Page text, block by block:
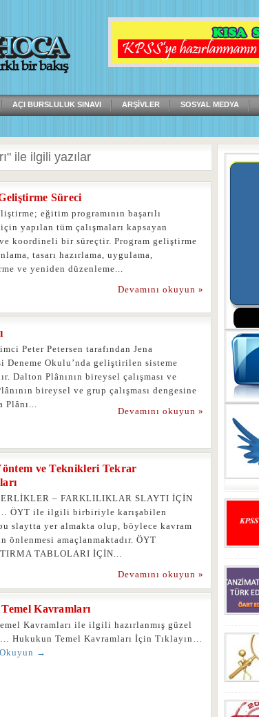
AÇI BURSLULUK SINAVI ARŞIVLER SOSYAL MEDYA
ile ilgili yazılar
Süreci
eğitim programının başarılı
yapılan tüm çalışmaları kapsayan
koordineli bir süreçtir. Program geliştirme
tasarı hazırlama, uygulama,
ve yeniden düzenleme...
Devamını okuyun »
Peter Petersen tarafından Jena
Deneme Okulu’nda geliştirilen sisteme
Dalton Plânının bireysel çalışması ve
bireysel ve grup çalışması dengesine
Plânı...
Devamını okuyun »
ve Teknikleri Tekrar
– FARKLILIKLAR SLAYTI İÇİN
ÖYT ile ilgili birbiriyle karışabilen
slaytta yer almakta olup, böylece kavram
önlenmesi amaçlanmaktadır. ÖYT
TABLOLARI İÇİN...
Devamını okuyun »
Kavramları
Kavramları ile ilgili hazırlanmış güzel
Hukukun Temel Kavramları İçin Tıklayın…
Okuyun →